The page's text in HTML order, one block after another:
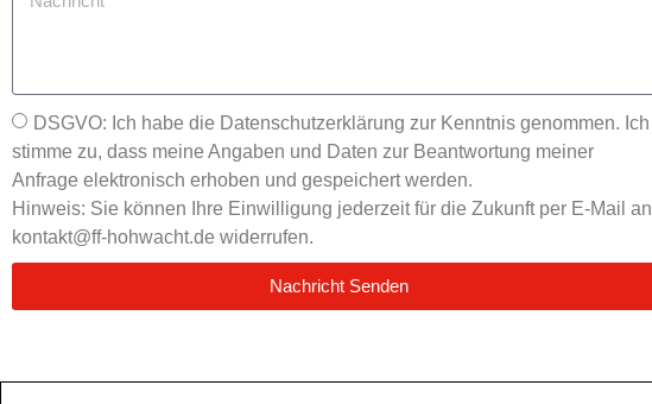
DSGVO: Ich habe die Datenschutzerklärung zur Kenntnis genommen. Ich
stimme zu, dass meine Angaben und Daten zur Beantwortung meiner
Anfrage elektronisch erhoben und gespeichert werden.
Hinweis: Sie können Ihre Einwilligung jederzeit für die Zukunft per E-Mail an
kontakt@ff-hohwacht.de widerrufen.
Nachricht Senden